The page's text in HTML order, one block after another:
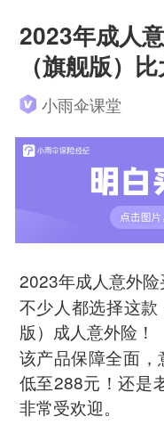
2023年成人
（旗舰版）
小雨伞课堂
2023年成人意外险
不少人都选择这
版）成人意外险！
该产品保障全面
低至288元！还是
非常受欢迎。